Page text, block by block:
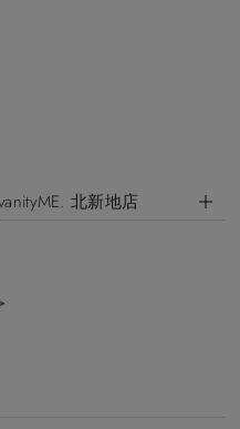
北新地店